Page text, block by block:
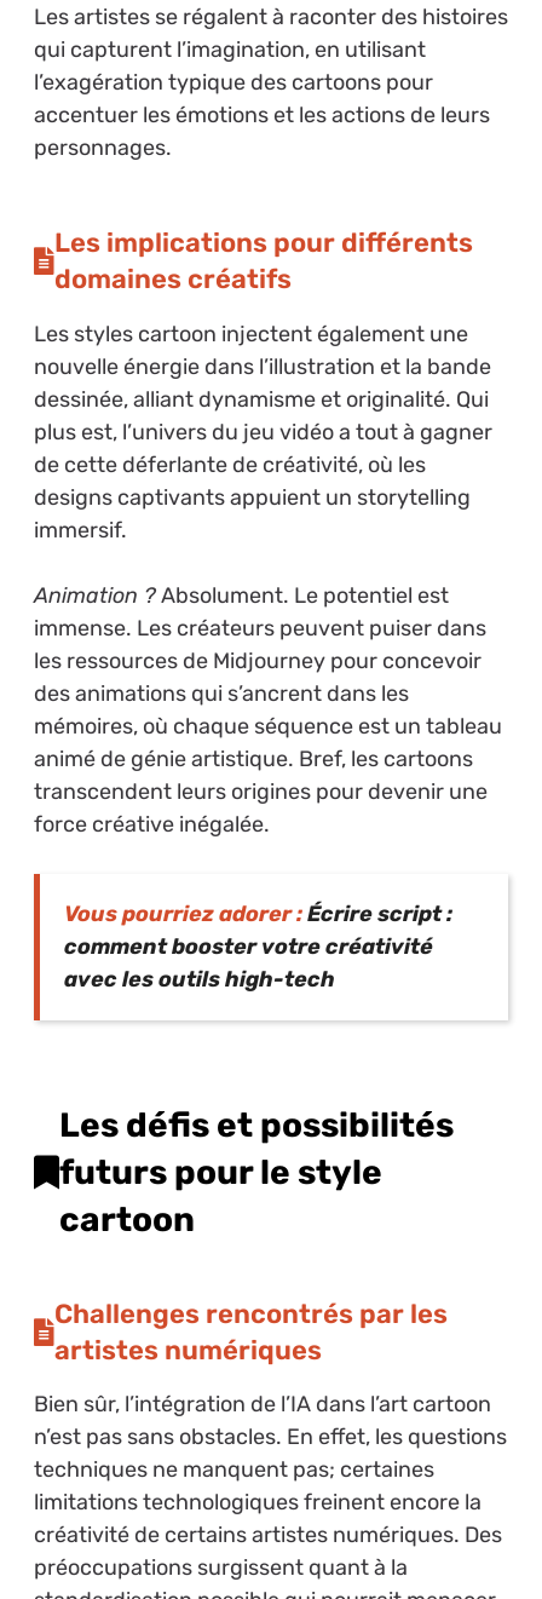
Les artistes se régalent à raconter des histoires
qui capturent l’imagination, en utilisant
l’exagération typique des cartoons pour
accentuer les émotions et les actions de leurs
personnages.
Les implications pour différents
domaines créatifs
Les styles cartoon injectent également une
nouvelle énergie dans l’illustration et la bande
dessinée, alliant dynamisme et originalité. Qui
plus est, l’univers du jeu vidéo a tout à gagner
de cette déferlante de créativité, où les
designs captivants appuient un storytelling
immersif.
Animation ?Absolument. Le potentiel est
immense. Les créateurs peuvent puiser dans
les ressources de Midjourney pour concevoir
des animations qui s’ancrent dans les
mémoires, où chaque séquence est un tableau
animé de génie artistique. Bref, les cartoons
transcendent leurs origines pour devenir une
force créative inégalée.
Vous pourriez adorer :Écrire script :
comment booster votre créativité
avec les outils high-tech
Les défis et possibilités
futurs pour le style
cartoon
Challenges rencontrés par les
artistes numériques
Bien sûr, l’intégration de l’IA dans l’art cartoon
n’est pas sans obstacles. En effet, les questions
techniques ne manquent pas; certaines
limitations technologiques freinent encore la
créativité de certains artistes numériques. Des
préoccupations surgissent quant à la